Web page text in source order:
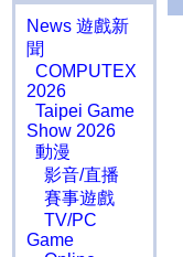
News 遊戲新
聞
COMPUTEX
2026
Taipei Game
Show 2026
動漫
影音/直播
賽事遊戲
TV/PC
Game